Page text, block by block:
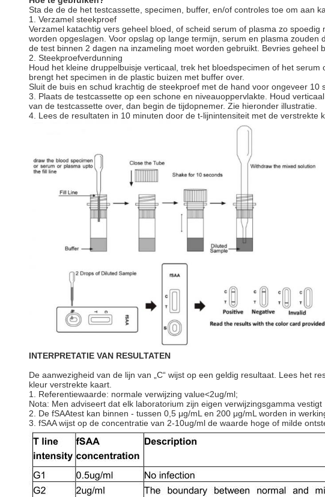
Sta de de de het testcassette, specimen, buffer, en/of controles toe om aan
1. Verzamel steekproef
Verzamel katachtig vers geheel bloed, of scheid serum of plasma zo
worden opgeslagen. Voor opslag op lange termijn, serum en plasma
de test binnen 2 dagen na inzameling moet worden gebruikt. Bevries geheel
2. Steekproefverdunning
Houd het kleine druppelbuisje verticaal, trek het bloedspecimen of het
brengt het specimen in de plastic buizen met buffer over.
Sluit de buis en schud krachtig de steekproef met de hand voor ongeveer
3. Plaats de testcassette op een schone en niveauoppervlakte. Houd
van de testcassette over, dan begin de tijdopnemer. Zie hieronder illustratie.
4. Lees de resultaten in 10 minuten door de t-lijnintensiteit met de
INTERPRETATIE VAN RESULTATEN
De aanwezigheid van de lijn van „C“ wijst op een geldig resultaat. Lees het
kleur verstrekte kaart.
1. Referentiewaarde: normale verwijzing value<2ug/ml;
Nota: Men adviseert dat elk laboratorium zijn eigen verwijzingsgamma vestigt
2. De fSAAtest kan binnen - tussen 0,5 μg/mL en 200 μg/mL worden in
3. fSAA wijst op de concentratie van 2-10ug/ml de waarde hoge of milde